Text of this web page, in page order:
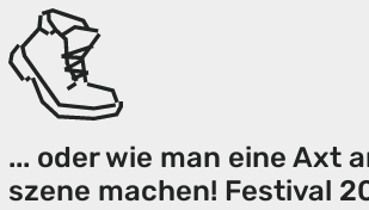
... oder wie man eine Axt
szene machen! Festival